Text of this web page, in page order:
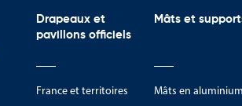
Drapeaux et
pavillons officiels
France et territoires
Mâts et
Mâts en aluminium